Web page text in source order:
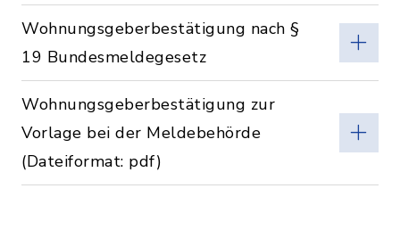
Wohnungsgeberbestätigung nach §
19 Bundesmeldegesetz
Wohnungsgeberbestätigung zur
Vorlage bei der Meldebehörde
(Dateiformat: pdf)